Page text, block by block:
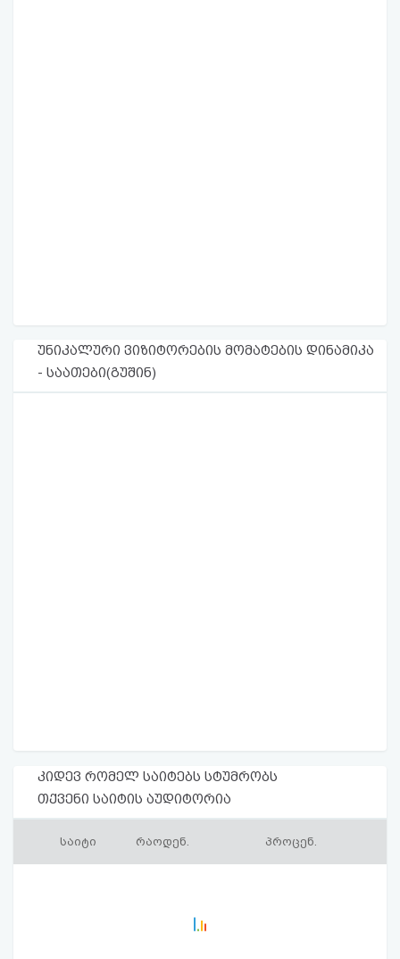
უნიკალური ვიზიტორების მომატების დინამიკა
- საათები(გუშინ)
კიდევ რომელ საიტებს სტუმრობს
თქვენი საიტის აუდიტორია
საიტი რაოდენ. პროცენ.